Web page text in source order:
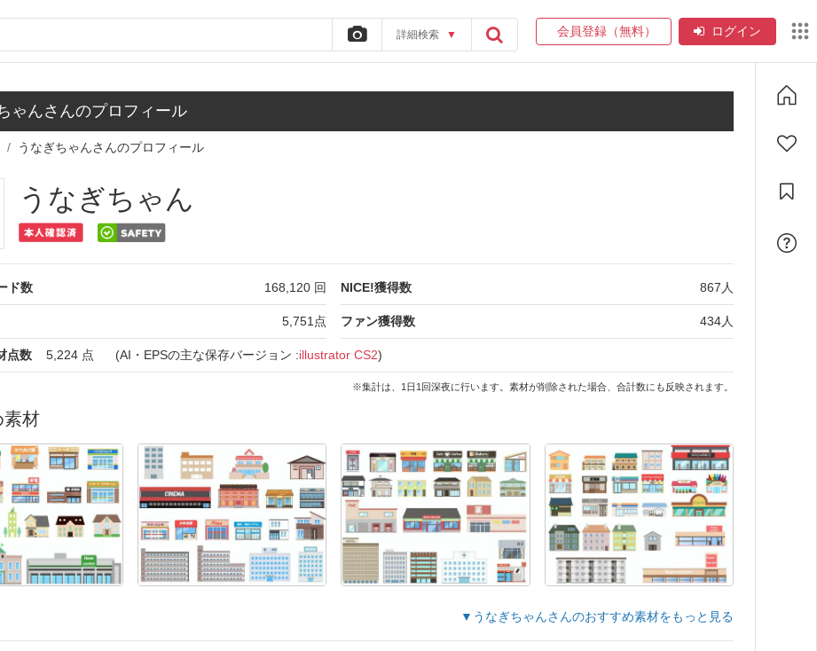
詳細検索 ▼ 会員登録（無料） ログイン
ゃんさんのプロフィール
うなぎちゃんさんのプロフィール
うなぎちゃん
ド数 168,120 回
5,751 点
NICE!獲得数 867 人
ファン獲得数 434人
点数 5,224 点 (AI・EPSの主な保存バージョン :illustrator CS2)
※集計は、1日1回深夜に行います。素材が削除された場合、合計数にも反映されます。
素材
▼うなぎちゃんさんのおすすめ素材をもっと見る